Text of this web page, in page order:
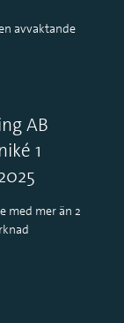
avvaktande
AB
1
med mer än 2